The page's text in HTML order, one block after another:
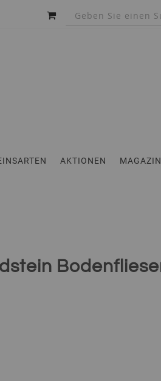
AKTIONEN MAGAZIN